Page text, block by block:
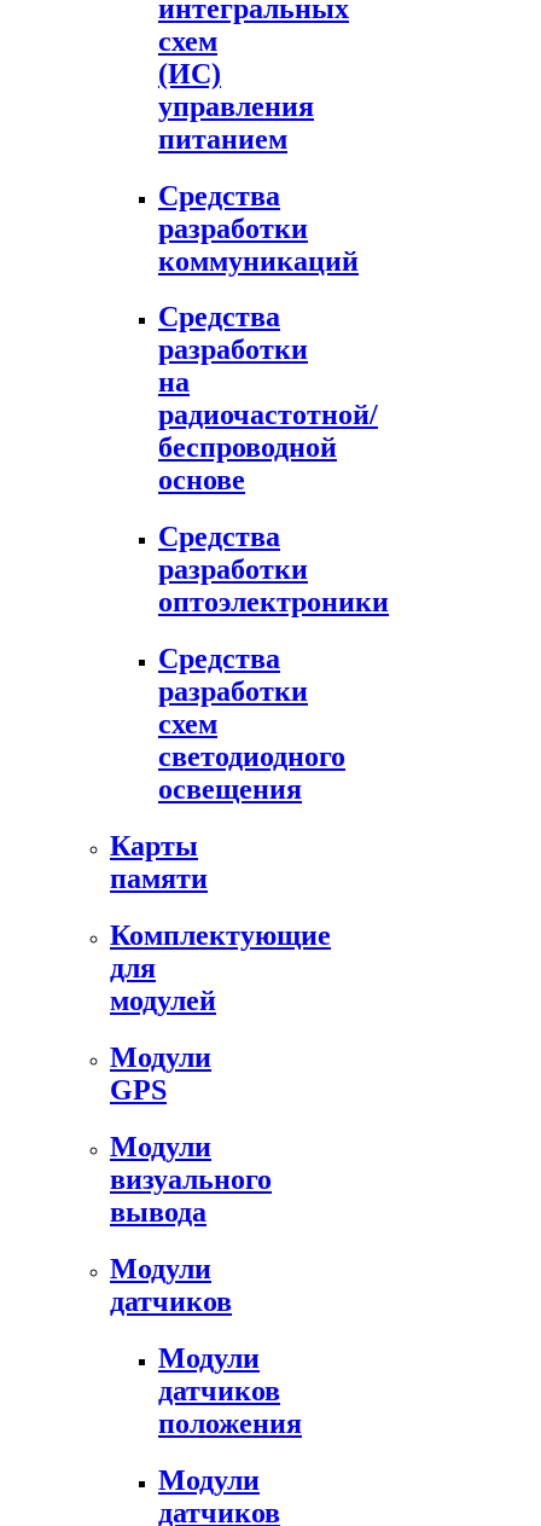
интегральных
схем
(ИС)
управления
питанием
Средства
разработки
коммуникаций
Средства
разработки
на
радиочастотной/
беспроводной
основе
Средства
разработки
оптоэлектроники
Средства
разработки
схем
светодиодного
освещения
Карты
памяти
Комплектующие
для
модулей
Модули
GPS
Модули
визуального
вывода
Модули
датчиков
Модули
датчиков
положения
Модули
датчиков